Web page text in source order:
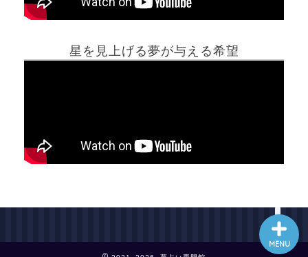
星を見上げる夢が与える希望
MENU
ホーム
最新記事動画